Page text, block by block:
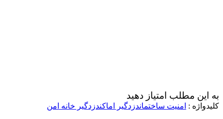
به این مطلب امتیاز دهید
کلیدواژه : امنیت ساختماندزدگیر اماکندزدگیر خانه امن